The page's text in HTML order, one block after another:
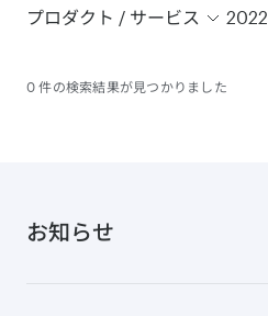
プロダクト / サービス 2022
0 件の検索結果が見つかりました
お知らせ